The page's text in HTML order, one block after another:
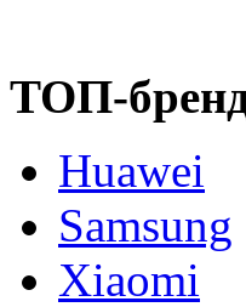
ТОП-
Huawei
Samsung
Xiaomi